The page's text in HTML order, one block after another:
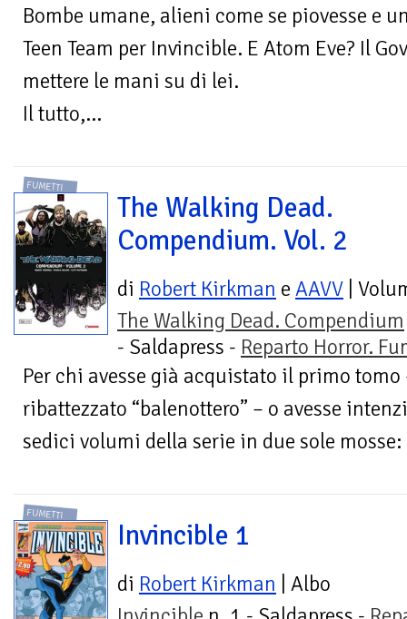
Bombe umane, alieni come se piovesse e
Teen Team per Invincible. E Atom Eve? Il
mettere le mani su di lei.
Il tutto,...
FUMETTI
The Walking Dead.
Compendium. Vol. 2
di Robert Kirkman e AAVV |
The Walking Dead. Compendium
- Saldapress - Reparto Horror.
Per chi avesse già acquistato il primo
ribattezzato “balenottero” – o avesse
sedici volumi della serie in due sole
FUMETTI
Invincible 1
di Robert Kirkman | Albo